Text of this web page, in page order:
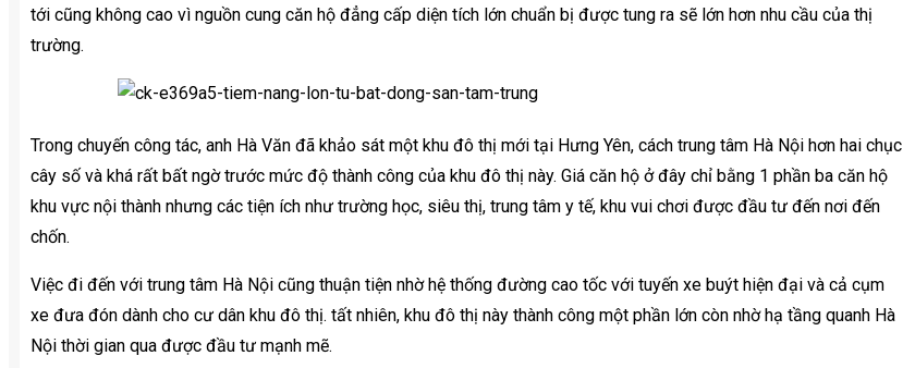
tới cũng không cao vì nguồn cung căn hộ đẳng cấp diện tích lớn chuẩn bị được tung ra sẽ lớn hơn nhu cầu của thị
trường.
Trong chuyến công tác, anh Hà Văn đã khảo sát một khu đô thị mới tại Hưng Yên, cách trung tâm Hà Nội hơn hai chục
cây số và khá rất bất ngờ trước mức độ thành công của khu đô thị này. Giá căn hộ ở đây chỉ bằng 1 phần ba căn hộ
khu vực nội thành nhưng các tiện ích như trường học, siêu thị, trung tâm y tế, khu vui chơi được đầu tư đến nơi đến
chốn.
Việc đi đến với trung tâm Hà Nội cũng thuận tiện nhờ hệ thống đường cao tốc với tuyến xe buýt hiện đại và cả cụm
xe đưa đón dành cho cư dân khu đô thị. tất nhiên, khu đô thị này thành công một phần lớn còn nhờ hạ tầng quanh Hà
Nội thời gian qua được đầu tư mạnh mẽ.